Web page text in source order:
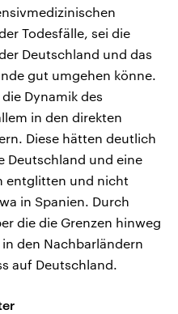
Todesfälle, sei die
Deutschland und das
gut umgehen könne.
Dynamik des
in den direkten
Diese hätten deutlich
Deutschland und eine
entglitten und nicht
in Spanien. Durch
die die Grenzen hinweg
den Nachbarländern
auf Deutschland.